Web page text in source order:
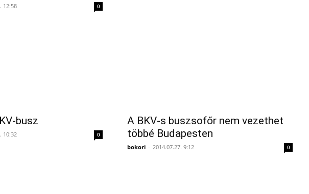
12:58 0
busz
10:32 0
A BKV-s buszsofőr nem vezethet
többé Budapesten
bokori - 2014.07.27. 9:12 0